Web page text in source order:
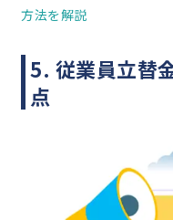
方法を解説
5. 従業員立替
点